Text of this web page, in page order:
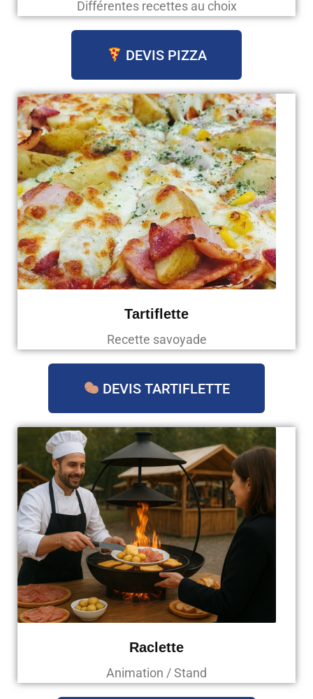
Différentes recettes au choix
DEVIS PIZZA
Tartiflette
Recette savoyade
DEVIS TARTIFLETTE
Raclette
Animation / Stand